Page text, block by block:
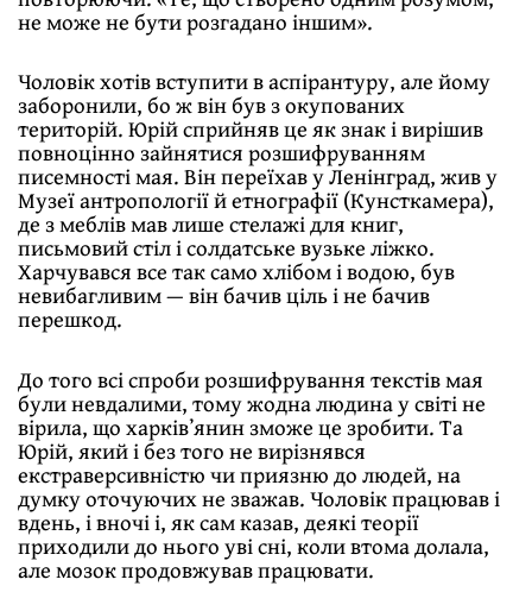
не може не бути розгадано іншим».
Чоловік хотів вступити в аспірантуру, але йому
заборонили, бо ж він був з окупованих
територій. Юрій сприйняв це як знак і вирішив
повноцінно зайнятися розшифруванням
писемності мая. Він переїхав у Ленінград, жив у
Музеї антропології й етнографії (Кунсткамера),
де з меблів мав лише стелажі для книг,
письмовий стіл і солдатське вузьке ліжко.
Харчувався все так само хлібом і водою, був
невибагливим — він бачив ціль і не бачив
перешкод.
До того всі спроби розшифрування текстів мая
були невдалими, тому жодна людина у світі не
вірила, що харківʼянин зможе це зробити. Та
Юрій, який і без того не вирізнявся
екстраверсивністю чи приязню до людей, на
думку оточуючих не зважав. Чоловік працював і
вдень, і вночі і, як сам казав, деякі теорії
приходили до нього уві сні, коли втома долала,
але мозок продовжував працювати.